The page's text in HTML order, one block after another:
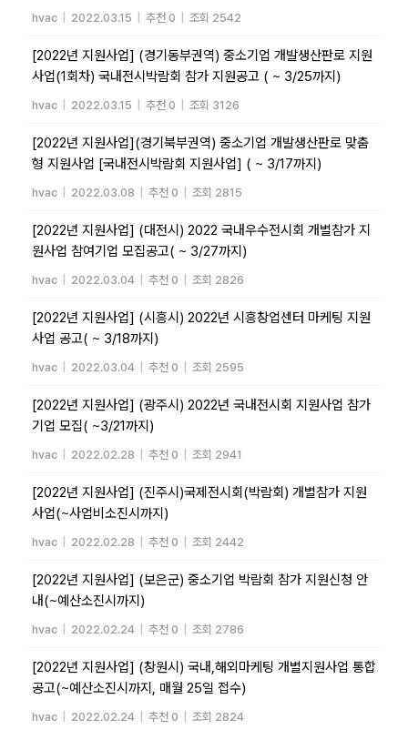
hvac 2022.03.15 추천 0 조회 2542
[2022년 지원사업] (경기동부권역) 중소기업 개발생산판로 지원
사업(1회차) 국내전시박람회 참가 지원공고 ( ~ 3/25까지)
hvac 2022.03.15 추천 0 조회 3126
[2022년 지원사업](경기북부권역) 중소기업 개발생산판로 맞춤
형 지원사업 [국내전시박람회 지원사업] ( ~ 3/17까지)
hvac 2022.03.08 추천 0 조회 2815
[2022년 지원사업] (대전시) 2022 국내우수전시회 개별참가 지
원사업 참여기업 모집공고( ~ 3/27까지)
hvac 2022.03.04 추천 0 조회 2826
[2022년 지원사업] (시흥시) 2022년 시흥창업센터 마케팅 지원
사업 공고( ~ 3/18까지)
hvac 2022.03.04 추천 0 조회 2595
[2022년 지원사업] (광주시) 2022년 국내전시회 지원사업 참가
기업 모집( ~3/21까지)
hvac 2022.02.28 추천 0 조회 2941
[2022년 지원사업] (진주시)국제전시회(박람회) 개별참가 지원
사업(~사업비소진시까지)
hvac 2022.02.28 추천 0 조회 2442
[2022년 지원사업] (보은군) 중소기업 박람회 참가 지원신청 안
내(~예산소진시까지)
hvac 2022.02.24 추천 0 조회 2786
[2022년 지원사업] (창원시) 국내,해외마케팅 개별지원사업 통합
공고(~예산소진시까지, 매월 25일 접수)
hvac 2022.02.24 추천 0 조회 2824